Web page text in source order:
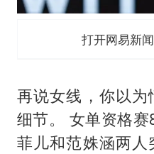
打开网易新
再说女线，你以
细节。 女单资格
菲儿和范姝涵两人